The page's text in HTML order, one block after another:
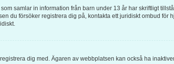
samlar in information från barn under 13 år har skriftligt
du försöker registrera dig på, kontakta ett juridiskt ombud för
dig med. Ägaren av webbplatsen kan också ha